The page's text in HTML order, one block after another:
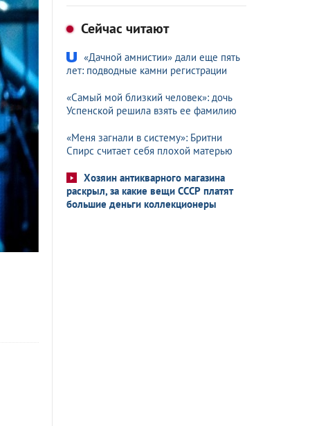
Сейчас читают
«Дачной амнистии» дали еще пять
лет: подводные камни регистрации
«Самый мой близкий человек»: дочь
Успенской решила взять ее фамилию
«Меня загнали в систему»: Бритни
Спирс считает себя плохой матерью
Хозяин антикварного магазина
раскрыл, за какие вещи СССР платят
большие деньги коллекционеры